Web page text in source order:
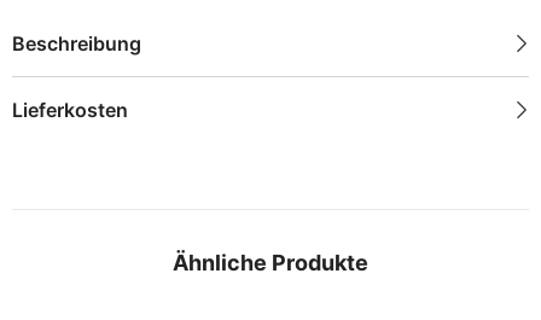
Beschreibung
Lieferkosten
Ähnliche Produkte